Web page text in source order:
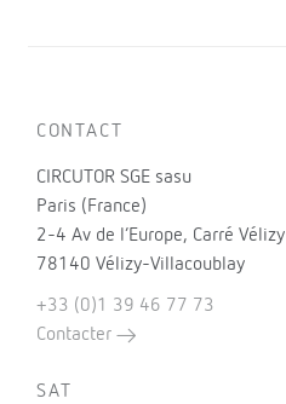
CONTACT
CIRCUTOR SGE sasu
Paris (France)
2-4 Av de l’Europe, Carré Vélizy
78140 Vélizy-Villacoublay
+33 (0)1 39 46 77 73
Contacter
SAT